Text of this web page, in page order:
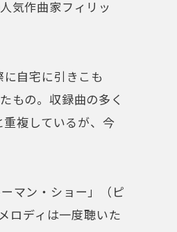
気作曲家フィリッ
自宅に引きこも
もの。収録曲の多く
複しているが、今
マン・ショー」（ピ
ロディは一度聴いた